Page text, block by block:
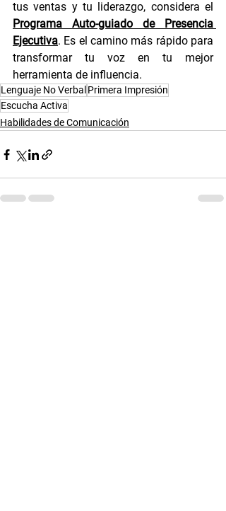
Programa Auto-guiado de Presencia
Ejecutiva. Es el camino más rápido para
transformar tu voz en tu mejor
herramienta de influencia.
Lenguaje No Verbal Primera Impresión
Escucha Activa
Habilidades de Comunicación